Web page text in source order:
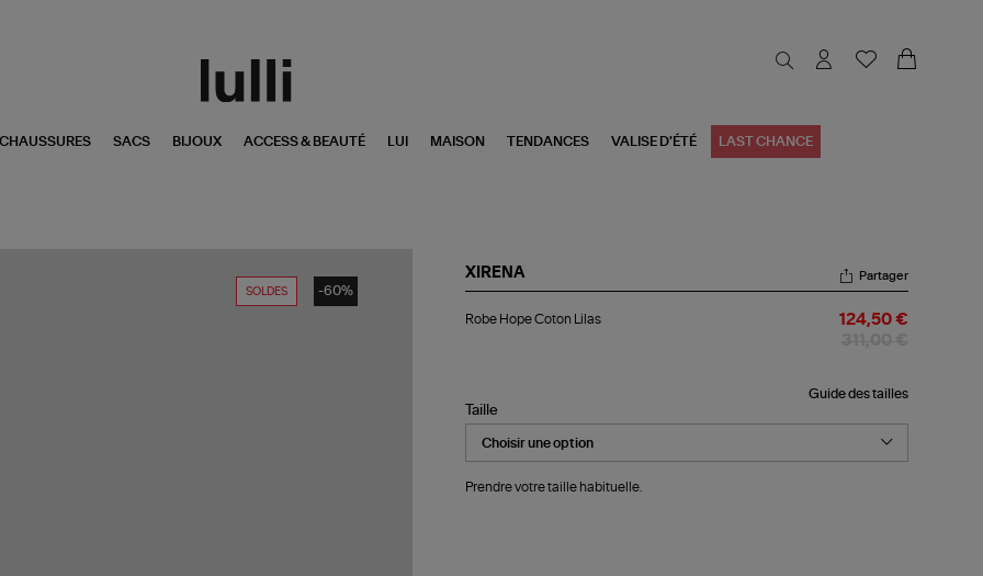
CHAUSSURES SACS BIJOUX ACCESS & BEAUTÉ LUI MAISON TENDANCES VALISE D'ÉTÉ LAST CHANCE
SOLDES -60%
XIRENA
Hope
Partager
Robe Hope Coton Lilas 124,50 €
Guide des tailles
Taille
Prendre votre taille habituelle.